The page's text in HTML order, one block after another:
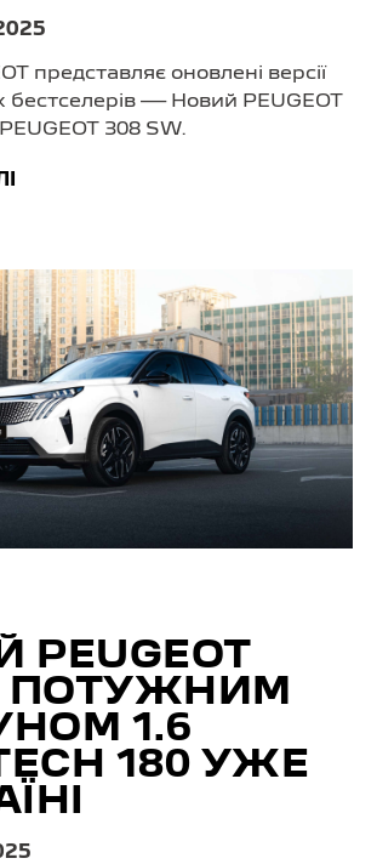
представляє оновлені версії
бестселерів — Новий PEUGEOT
308 SW.
PEUGEOT
ПОТУЖНИМ
1.6
180 УЖЕ